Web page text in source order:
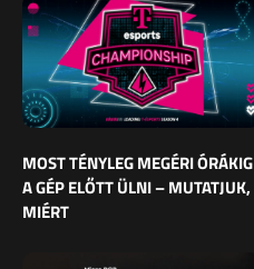
MOST TÉNYLEG MEGÉRI ÓRÁKIG
A GÉP ELŐTT ÜLNI – MUTATJUK,
MIÉRT